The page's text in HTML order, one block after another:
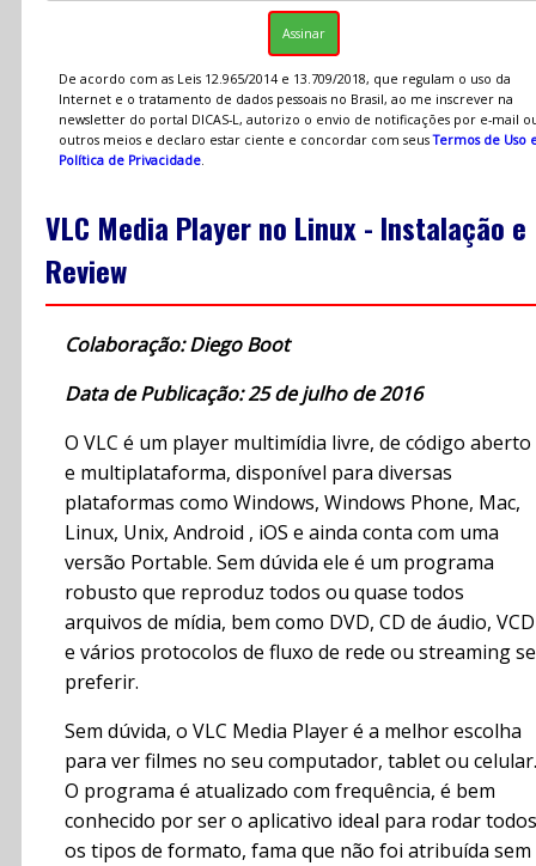
De acordo com as Leis 12.965/2014 e 13.709/2018, que regulam o uso da
Internet e o tratamento de dados pessoais no Brasil, ao me inscrever na
newsletter do portal DICAS-L, autorizo o envio de notificações por e-mail
outros meios e declaro estar ciente e concordar com seusTermos de Uso
Política de Privacidade.
VLC Media Player no Linux - Instalação e
Review
Colaboração: Diego Boot
Data de Publicação: 25 de julho de 2016
O VLC é um player multimídia livre, de código aberto
e multiplataforma, disponível para diversas
plataformas como Windows, Windows Phone, Mac,
Linux, Unix, Android , iOS e ainda conta com uma
versão Portable. Sem dúvida ele é um programa
robusto que reproduz todos ou quase todos
arquivos de mídia, bem como DVD, CD de áudio, VCD
e vários protocolos de fluxo de rede ou streaming se
preferir.
Sem dúvida, o VLC Media Player é a melhor escolha
para ver filmes no seu computador, tablet ou celular.
O programa é atualizado com frequência, é bem
conhecido por ser o aplicativo ideal para rodar todos
os tipos de formato, fama que não foi atribuída sem